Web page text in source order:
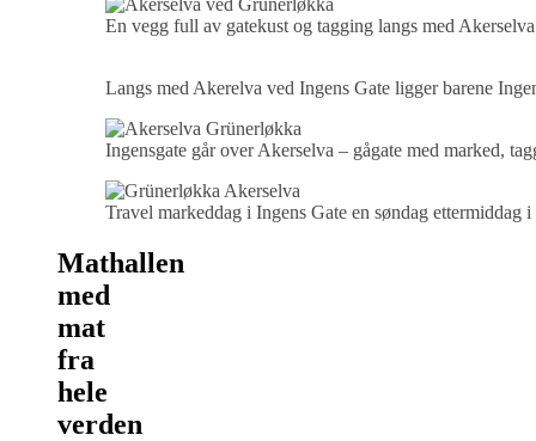
En vegg full av gatekust og tagging langs med
Langs med Akerelva ved Ingens Gate ligger barene
Ingensgate går over Akerselva – gågate med marked,
Travel markeddag i Ingens Gate en søndag
Mathallen
med
mat
fra
hele
verden